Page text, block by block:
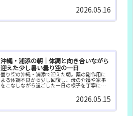
がら、東北東から7〜8m/sの風が吹き、思ったよ
2026.05.16
沖縄・浦添の朝｜体調と向き合いながら
迎えた少し暑い曇り空の一日
曇り空の沖縄・浦添で迎えた朝。薬の副作用に
よる体調不良から少し回復し、母の介護や家事
をこなしながら過ごした一日の様子を丁寧に綴
2026.05.15